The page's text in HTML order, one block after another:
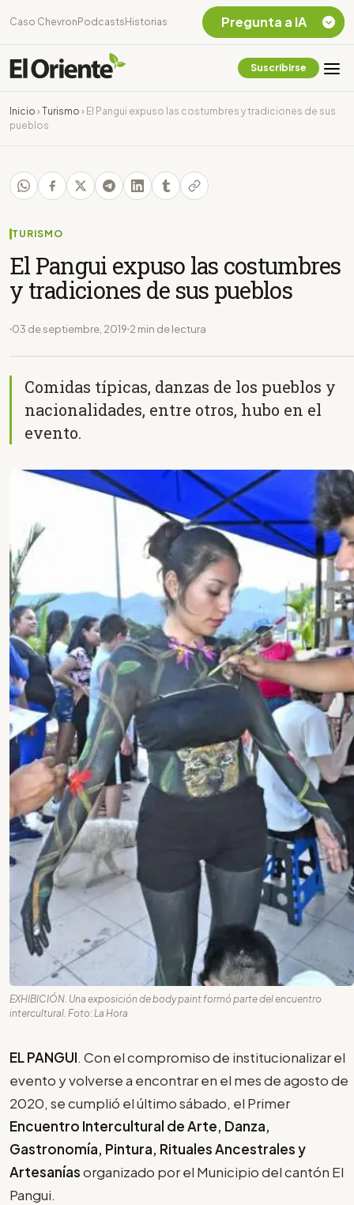
Caso Chevron Podcasts Historias
Suscribirse
Inicio › Turismo › El Pangui expuso las costumbres y tradiciones de sus
pueblos
TURISMO
El Pangui expuso las costumbres
y tradiciones de sus pueblos
03 de septiembre, 2019 2 min de lectura
Comidas típicas, danzas de los pueblos y
nacionalidades, entre otros, hubo en el
evento.
EXHIBICIÓN. Una exposición de body paint formó parte del encuentro
intercultural. Foto: La Hora
EL PANGUI. Con el compromiso de institucionalizar el
evento y volverse a encontrar en el mes de agosto de
2020, se cumplió el último sábado, el Primer
Encuentro Intercultural de Arte, Danza,
Gastronomía, Pintura, Rituales Ancestrales y
Artesaníasorganizado por el Municipio del cantón El
Pangui.
Pregunta a IA
Chevron Ecuador